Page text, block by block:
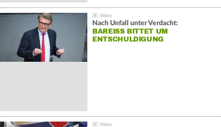
Nach Unfall unter Verdacht:
BAREISS BITTET UM E
NTSCHULDIGUNG